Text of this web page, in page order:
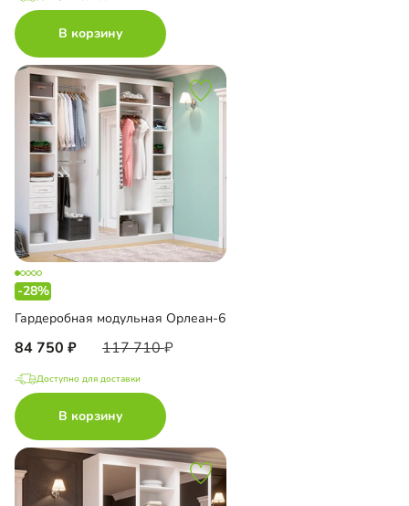
В корзину
-28%
Гардеробная модульная Орлеан-6
84 750 117 710
Доступно для доставки
В корзину